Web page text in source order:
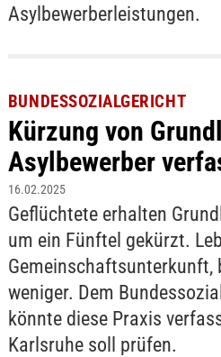
Asylbewerberleistungen.
BUNDESSOZIALGERICHT
Kürzung von
Asylbewerber
16.02.2025
Geflüchtete erhalten
um ein Fünftel gekürzt.
Gemeinschaftsunterkunft,
weniger. Dem
könnte diese Praxis
Karlsruhe soll prüfen.